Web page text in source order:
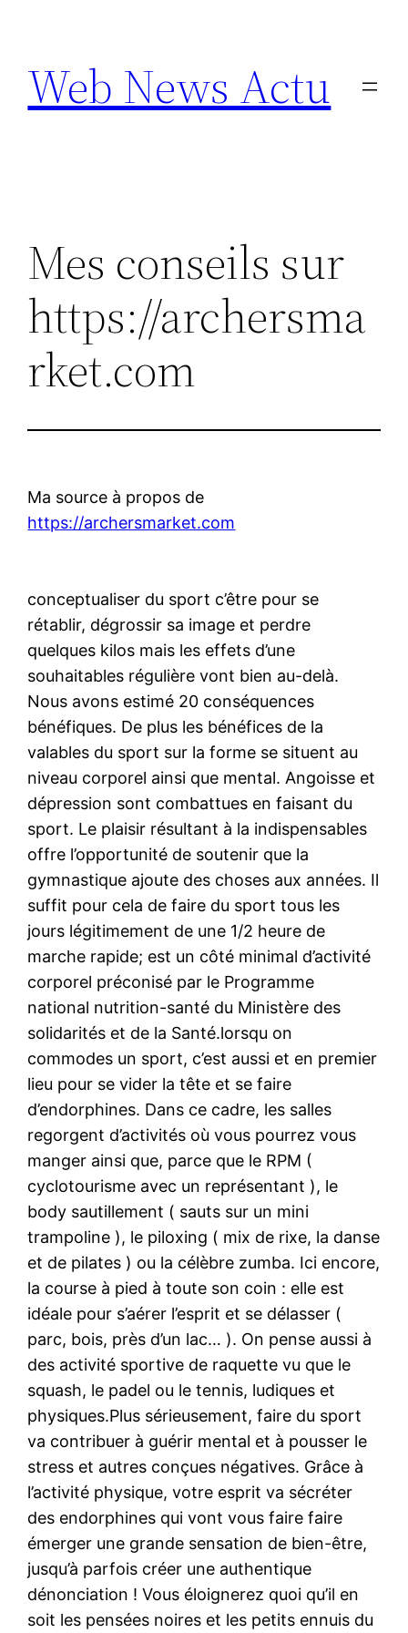
contenu
Web News Actu
Mes conseils sur
https://archersma
rket.com
Ma source à propos de
https://archersmarket.com
conceptualiser du sport c’être pour se
rétablir, dégrossir sa image et perdre
quelques kilos mais les effets d’une
souhaitables régulière vont bien au-delà.
Nous avons estimé 20 conséquences
bénéfiques. De plus les bénéfices de la
valables du sport sur la forme se situent au
niveau corporel ainsi que mental. Angoisse et
dépression sont combattues en faisant du
sport. Le plaisir résultant à la indispensables
offre l’opportunité de soutenir que la
gymnastique ajoute des choses aux années. Il
suffit pour cela de faire du sport tous les
jours légitimement de une 1/2 heure de
marche rapide; est un côté minimal d’activité
corporel préconisé par le Programme
national nutrition-santé du Ministère des
solidarités et de la Santé.lorsqu on
commodes un sport, c’est aussi et en premier
lieu pour se vider la tête et se faire
d’endorphines. Dans ce cadre, les salles
regorgent d’activités où vous pourrez vous
manger ainsi que, parce que le RPM (
cyclotourisme avec un représentant ), le
body sautillement ( sauts sur un mini
trampoline ), le piloxing ( mix de rixe, la danse
et de pilates ) ou la célèbre zumba. Ici encore,
la course à pied à toute son coin : elle est
idéale pour s’aérer l’esprit et se délasser (
parc, bois, près d’un lac… ). On pense aussi à
des activité sportive de raquette vu que le
squash, le padel ou le tennis, ludiques et
physiques.Plus sérieusement, faire du sport
va contribuer à guérir mental et à pousser le
stress et autres conçues négatives. Grâce à
l’activité physique, votre esprit va sécréter
des endorphines qui vont vous faire faire
émerger une grande sensation de bien-être,
jusqu’à parfois créer une authentique
dénonciation ! Vous éloignerez quoi qu’il en
soit les pensées noires et les petits ennuis du